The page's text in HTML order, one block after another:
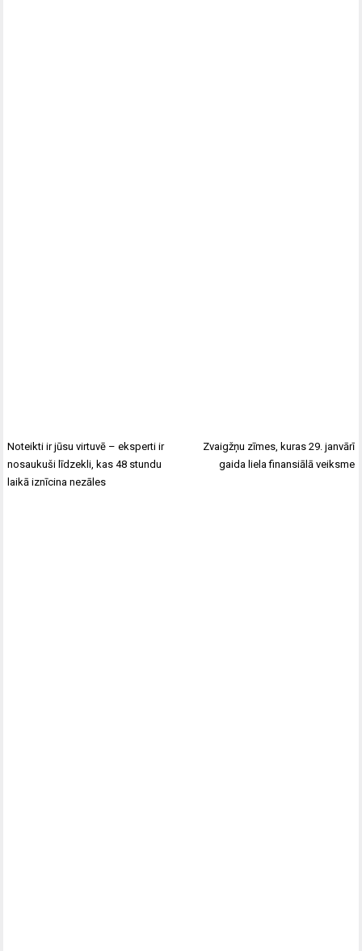
Noteikti ir jūsu virtuvē – eksperti ir
nosaukuši līdzekli, kas 48 stundu
laikā iznīcina nezāles
Zvaigžņu zīmes, kuras 29. janvārī
gaida liela finansiālā veiksme